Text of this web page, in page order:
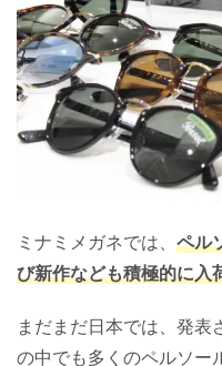
ミナミメガネでは、 ペル
び新作なども積極的に入
まだまだ日本では、発表
の中でも多くのペルソー